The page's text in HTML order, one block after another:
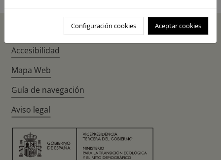
Configuración cookies Aceptar cookies
Accesibilidad
Mapa Web
Guía de navegación
Aviso legal